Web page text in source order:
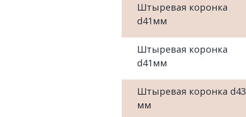
Штыревая коронка
d41мм
Штыревая коронка
d41мм
Штыревая коронка d43
мм